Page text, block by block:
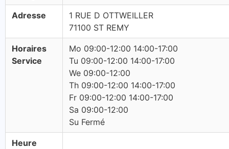
Adresse
1 RUE D OTTWEILLER
71100 ST REMY
Horaires
Service
Mo 09:00-12:00 14:00-17:00
Tu 09:00-12:00 14:00-17:00
We 09:00-12:00
Th 09:00-12:00 14:00-17:00
Fr 09:00-12:00 14:00-17:00
Sa 09:00-12:00
Su Fermé
Heure